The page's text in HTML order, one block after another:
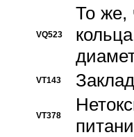
VQ523
То же,
VT143
VT378